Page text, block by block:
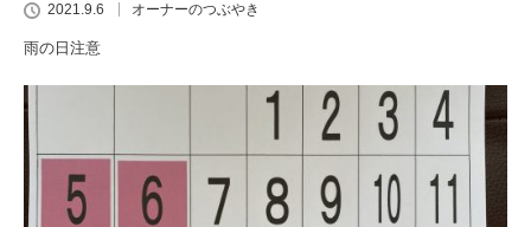
2021.9.6 オーナーのつぶやき
雨の日注意